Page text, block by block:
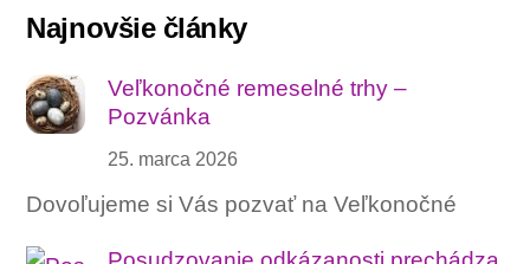
Najnovšie články
Veľkonočné remeselné trhy –
Pozvánka
25. marca 2026
Dovoľujeme si Vás pozvať na Veľkonočné